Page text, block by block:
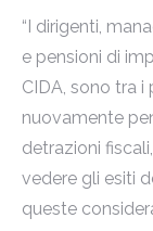
“I dirigenti,
e pensioni di
CIDA, sono tra
nuovamente
detrazioni
vedere gli esiti
queste